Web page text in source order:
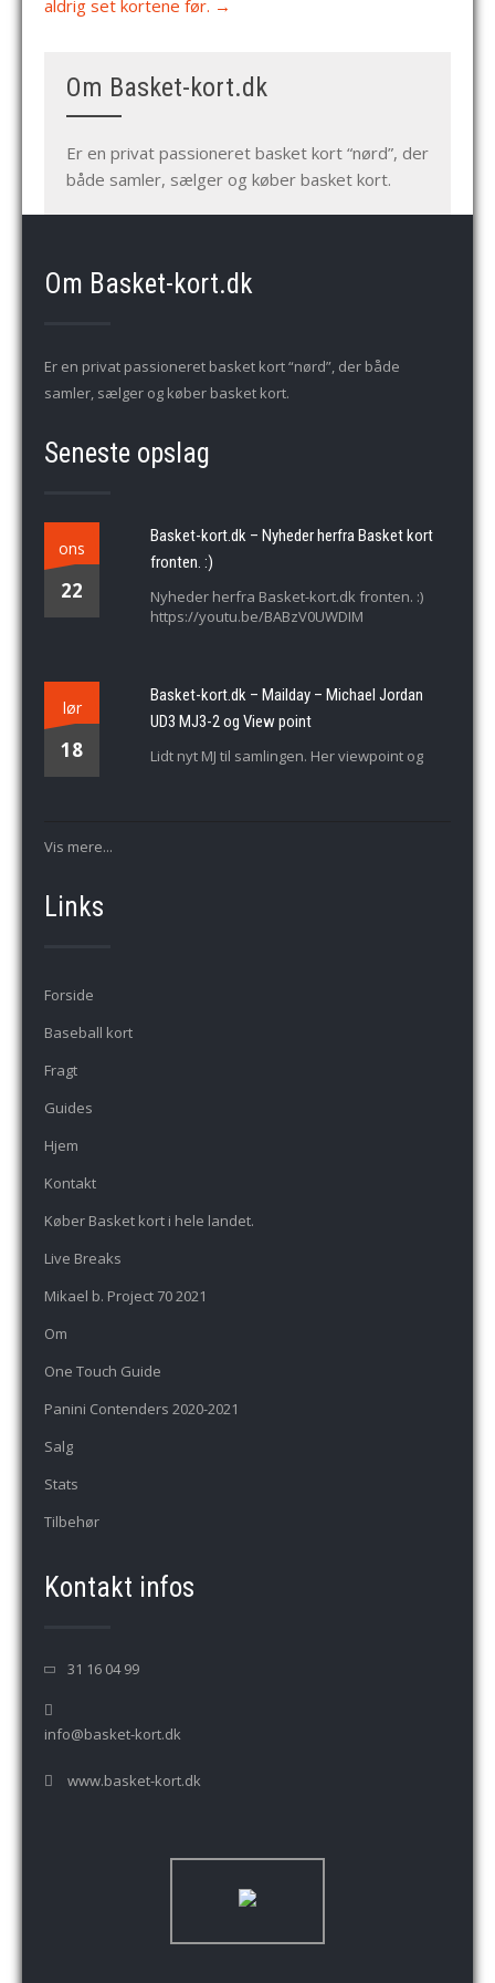
aldrig set kortene før. →
Om Basket-kort.dk
Er en privat passioneret basket kort “nørd”, der
både samler, sælger og køber basket kort.
Om Basket-kort.dk
Er en privat passioneret basket kort “nørd”, der både
samler, sælger og køber basket kort.
Seneste opslag
ons
22
Basket-kort.dk – Nyheder herfra Basket kort
fronten. :)
Nyheder herfra Basket-kort.dk fronten. :)
https://youtu.be/BABzV0UWDIM
lør
18
Basket-kort.dk – Mailday – Michael Jordan
UD3 MJ3-2 og View point
Lidt nyt MJ til samlingen. Her viewpoint og
Vis mere...
Links
Forside
Baseball kort
Fragt
Guides
Hjem
Kontakt
Køber Basket kort i hele landet.
Live Breaks
Mikael b. Project 70 2021
Om
One Touch Guide
Panini Contenders 2020-2021
Salg
Stats
Tilbehør
Kontakt infos
31 16 04 99
info@basket-kort.dk
www.basket-kort.dk